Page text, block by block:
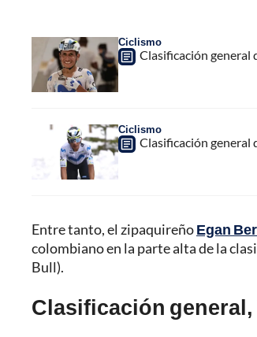
Ciclismo
Clasificación general
Ciclismo
Clasificación general
Entre tanto, el zipaquireñoEgan
colombiano en la parte alta de la
Bull).
Clasificación general,